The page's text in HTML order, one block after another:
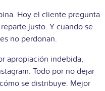
Hoy el cliente pregunta
justo. Y cuando se
no perdonan.
apropiación indebida,
Todo por no dejar
se distribuye. Mejor